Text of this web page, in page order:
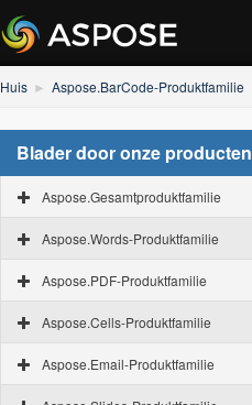
Huis Aspose.BarCode-Produktfamilie
Blader door onze producten
Aspose.Gesamtproduktfamilie
Aspose.Words-Produktfamilie
Aspose.PDF-Produktfamilie
Aspose.Cells-Produktfamilie
Aspose.Email-Produktfamilie